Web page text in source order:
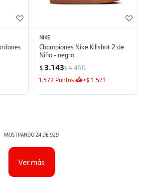
NIKE
Championes Nike Killshot 2 de
Niño - negro
$ 3.143$4.490
1.572 Puntos +$ 1.571
MOSTRANDO24DE929
Ver más